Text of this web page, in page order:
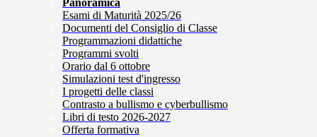
Panoramica
Esami di Maturità 2025/26
Documenti del Consiglio di Classe
Programmazioni didattiche
Programmi svolti
Orario dal 6 ottobre
Simulazioni test d'ingresso
I progetti delle classi
Contrasto a bullismo e cyberbullismo
Libri di testo 2026-2027
Offerta formativa